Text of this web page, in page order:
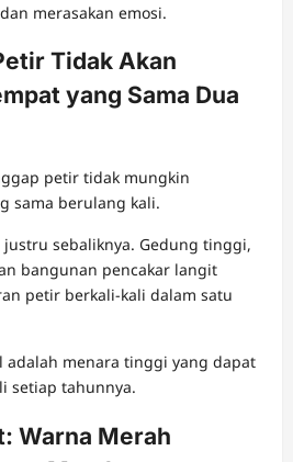
merasakan emosi.
Tidak Akan
yang Sama Dua
petir tidak mungkin
sama berulang kali.
justru sebaliknya. Gedung tinggi,
bangunan pencakar langit
petir berkali-kali dalam satu
adalah menara tinggi yang dapat
setiap tahunnya.
Warna Merah